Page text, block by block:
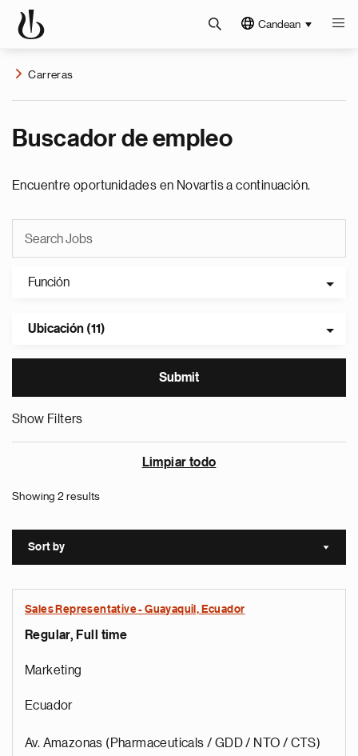
Candean
Carreras
Buscador de empleo
Encuentre oportunidades en Novartis a continuación.
Función
Ubicación (11)
Show Filters
Limpiar todo
Showing 2 results
Sort by Sort
Sales Representative - Guayaquil, Ecuador
Regular, Full time
Marketing
Ecuador
Av. Amazonas (Pharmaceuticals / GDD / NTO / CTS)